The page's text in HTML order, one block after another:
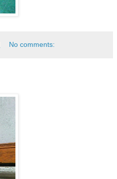
No comments: